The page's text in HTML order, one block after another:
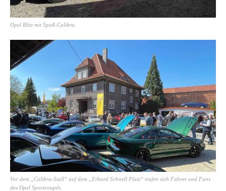
Opel Blitz mit Spaß-Calibra.
Vor dem „Calibra-Stall“ auf dem „Erhard Schnell Platz“ trafen sich Fahrer und Fans
des Opel Sportcoupés.